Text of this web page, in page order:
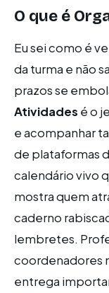
O que é
Eu sei como é
da turma e não
prazos se
Atividades é o
e acompanhar
de plataformas
calendário vivo
mostra quem
caderno
lembretes.
coordenadores
entrega